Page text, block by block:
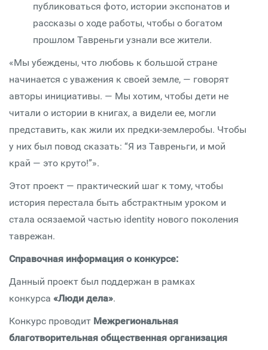
публиковаться фото, истории экспонатов и
рассказы о ходе работы, чтобы о богатом
прошлом Тавреньги узнали все жители.
«Мы убеждены, что любовь к большой стране
начинается с уважения к своей земле, — говорят
авторы инициативы. — Мы хотим, чтобы дети не
читали о истории в книгах, а видели ее, могли
представить, как жили их предки-землеробы. Чтобы
у них был повод сказать: “Я из Тавреньги, и мой
край — это круто!”».
Этот проект — практический шаг к тому, чтобы
история перестала быть абстрактным уроком и
стала осязаемой частью identity нового поколения
таврежан.
Справочная информация о конкурсе:
Данный проект был поддержан в рамках
конкурса «Люди дела».
Конкурс проводит Межрегиональная
благотворительная общественная организация